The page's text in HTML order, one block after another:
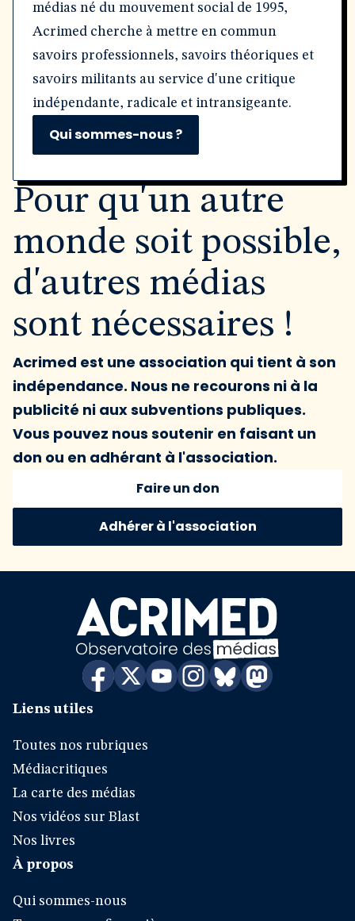
médias né du mouvement social de 1995,
Acrimed cherche à mettre en commun
savoirs professionnels, savoirs théoriques et
savoirs militants au service d'une critique
indépendante, radicale et intransigeante.
Qui sommes-nous ?
Pour qu'un autre
monde soit possible,
d'autres médias
sont nécessaires !
Acrimed est une association qui tient à son
indépendance. Nous ne recourons ni à la
publicité ni aux subventions publiques.
Vous pouvez nous soutenir en faisant un
don ou en adhérant à l'association.
Faire un don
Adhérer à l'association
Liens utiles
Toutes nos rubriques
Médiacritiques
La carte des médias
Nos vidéos sur Blast
Nos livres
À propos
Qui sommes-nous